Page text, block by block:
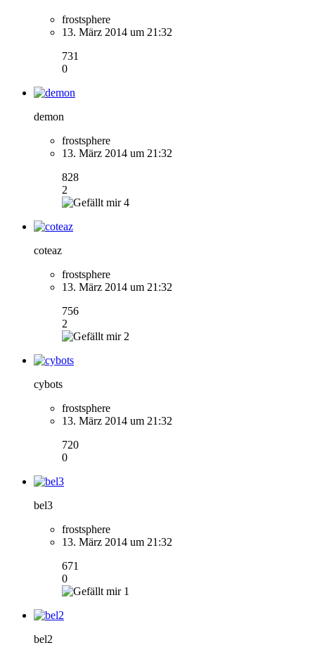
frostsphere
13. März 2014 um 21:32
731
0
demon
frostsphere
13. März 2014 um 21:32
828
2
4
coteaz
frostsphere
13. März 2014 um 21:32
756
2
2
cybots
frostsphere
13. März 2014 um 21:32
720
0
bel3
frostsphere
13. März 2014 um 21:32
671
0
1
bel2